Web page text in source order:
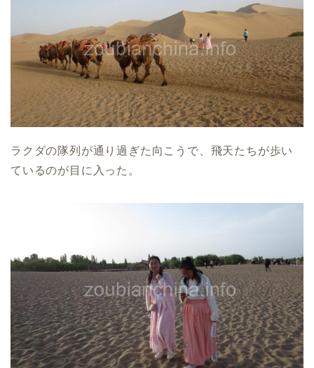
ラクダの隊列が通り過ぎた向こうで、飛天たちが歩い
ているのが目に入った。